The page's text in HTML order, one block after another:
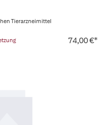
Tierarzneimittel
74,00 €*